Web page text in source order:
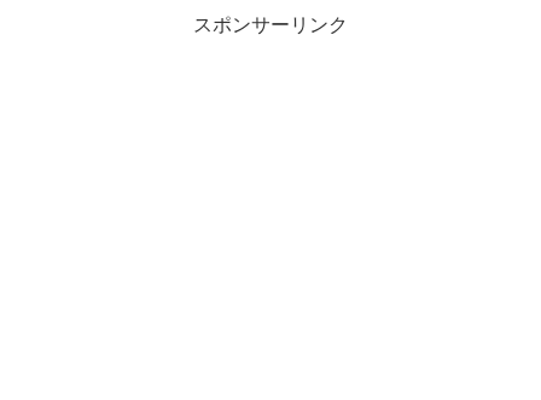
スポンサーリンク